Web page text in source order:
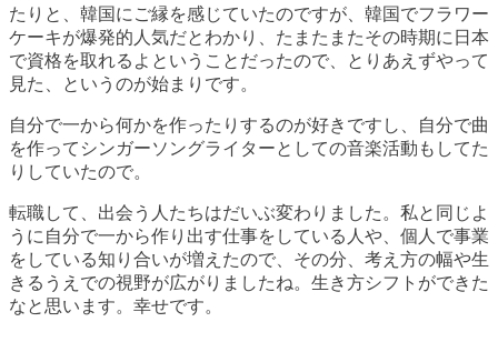
たりと、韓国にご縁を感じていたのですが、韓国でフラワー
ケーキが爆発的人気だとわかり、たまたまたその時期に日本
で資格を取れるよということだったので、とりあえずやって
見た、というのが始まりです。
自分で一から何かを作ったりするのが好きですし、自分で曲
を作ってシンガーソングライターとしての音楽活動もしてた
りしていたので。
転職して、出会う人たちはだいぶ変わりました。私と同じよ
うに自分で一から作り出す仕事をしている人や、個人で事業
をしている知り合いが増えたので、その分、考え方の幅や生
きるうえでの視野が広がりましたね。生き方シフトができた
なと思います。幸せです。